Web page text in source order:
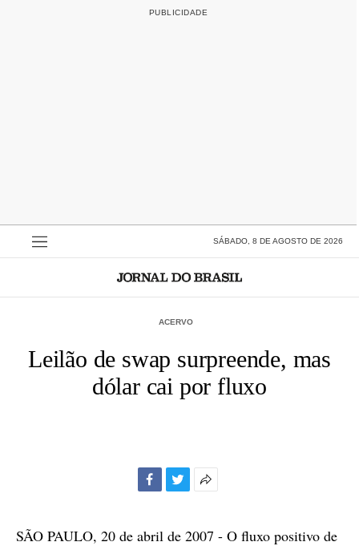
SÁBADO, 8 DE AGOSTO DE 2026
ACERVO
Leilão de swap surpreende, mas
dólar cai por fluxo
compartilhamento
SÃO PAULO, 20 de abril de 2007 - O fluxo positivo de